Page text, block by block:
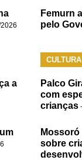
Femurn
pelo
a
CULTURA
Palco
com
crianças
sobre